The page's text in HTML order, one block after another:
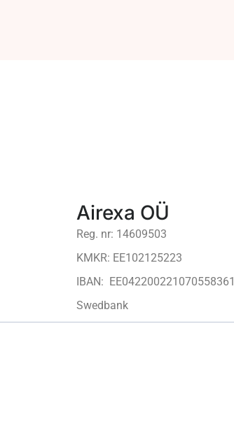
Airexa OÜ
Reg. nr: 14609503
KMKR: EE102125223
IBAN: EE042200221070558361
Swedbank